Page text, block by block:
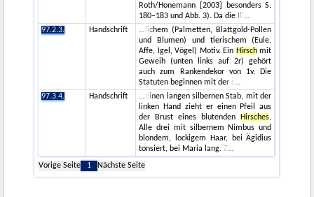
Roth/Honemann [2003] besonders S.
180−183 und Abb. 3). Da die Ill
97.2.3.
Handschrift
lichem (Palmetten, Blattgold-Pollen
und Blumen) und tierischem (Eule,
Affe, Igel, Vögel) Motiv. Ein Hirschmit
Geweih (unten links auf 2r) gehört
auch zum Rankendekor von 1v. Die
Statuten beginnen mit der s
97.3.4.
Handschrift
einen langen silbernen Stab, mit der
linken Hand zieht er einen Pfeil aus
der Brust eines blutenden
Hirsches.
Alle drei mit silbernem Nimbus und
blondem, lockigem Haar, bei Ägidius
tonsiert, bei Maria lang. Z
Vorige Seite
1 Nächste Seite